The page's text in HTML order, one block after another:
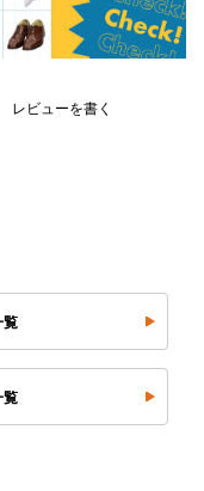
レビューを書く
覧
覧